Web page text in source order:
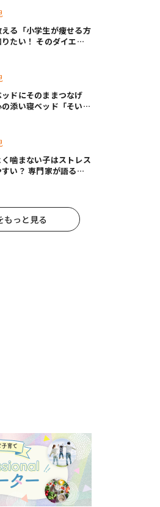
る「小学生が痩せる方
たい！ そのダイエッ
ドにそのままつなげ
添い寝ベッド「そいね
噛まない子はストレス
い？ 専門家が語る、
もっと見る